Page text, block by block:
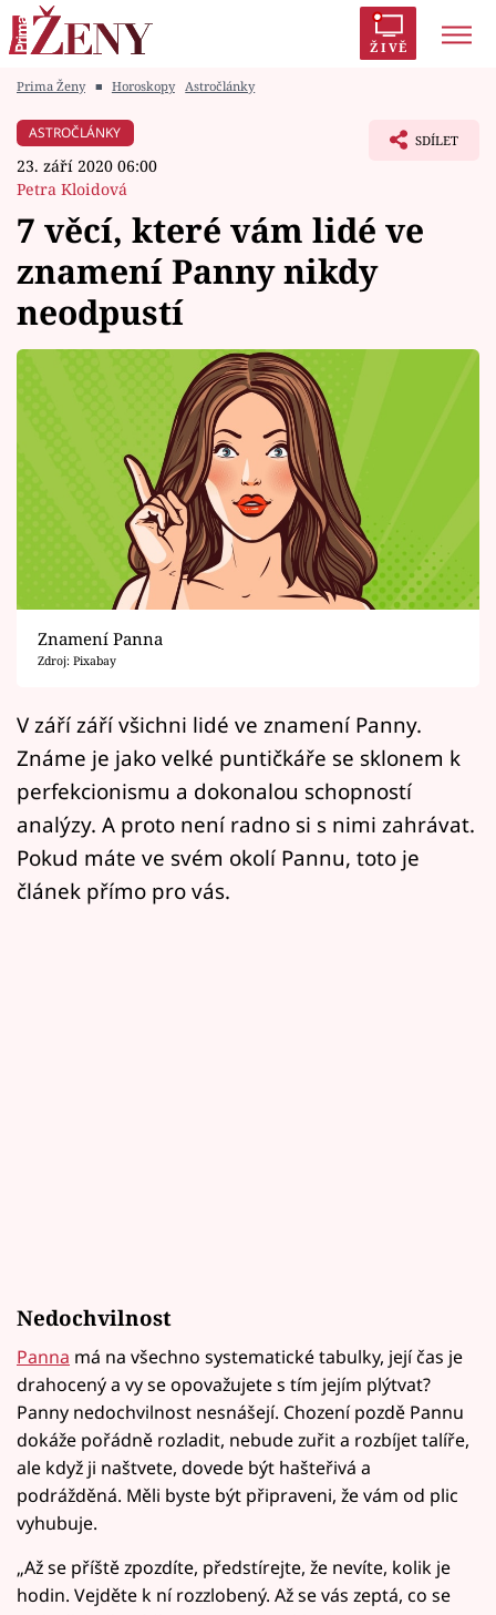
ŽIVĚ
Módní alarm
Témata
Celebrity
Horoskopy
Sledujte prima+
Filmový festival Karlovy Vary
Pořady
Mámy sobě
Přihlášení
Sledujte nás
Prima Ženy ■ Horoskopy Astročlánky
ASTROČLÁNKY
23. září 2020 06:00
Petra Kloidová
SDÍLET
7 věcí, které vám lidé ve
znamení Panny nikdy
neodpustí
Znamení Panna
Zdroj: Pixabay
V září září všichni lidé ve znamení Panny.
Známe je jako velké puntičkáře se sklonem k
perfekcionismu a dokonalou schopností
analýzy. A proto není radno si s nimi zahrávat.
Pokud máte ve svém okolí Pannu, toto je
článek přímo pro vás.
Nedochvilnost
Panna má na všechno systematické tabulky, její čas je
drahocený a vy se opovažujete s tím jejím plýtvat?
Panny nedochvilnost nesnášejí. Chození pozdě Pannu
dokáže pořádně rozladit, nebude zuřit a rozbíjet talíře,
ale když ji naštvete, dovede být hašteřivá a
podrážděná. Měli byste být připraveni, že vám od plic
vyhubuje.
„Až se příště zpozdíte, předstírejte, že nevíte, kolik je
hodin. Vejděte k ní rozzlobený. Až se vás zeptá, co se